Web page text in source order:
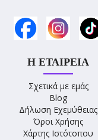
Η ΕΤΑΙΡΕΊΑ
Σχετικά με εμάς
Blog
Δήλωση Εχεμύθειας
Όροι Χρήσης
Χάρτης Ιστότοπου